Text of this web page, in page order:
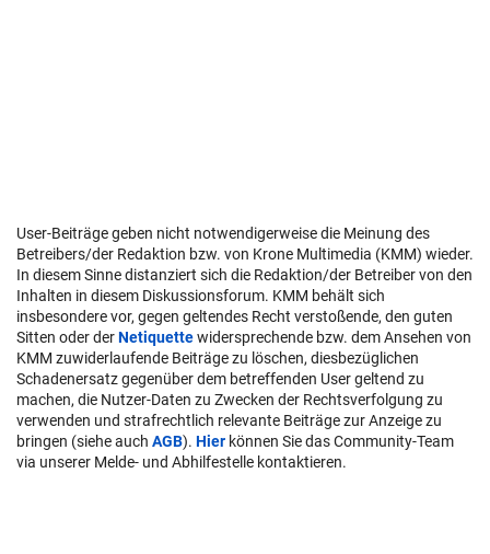
User-Beiträge geben nicht notwendigerweise die Meinung des
Betreibers/der Redaktion bzw. von Krone Multimedia (KMM) wieder.
In diesem Sinne distanziert sich die Redaktion/der Betreiber von den
Inhalten in diesem Diskussionsforum. KMM behält sich
insbesondere vor, gegen geltendes Recht verstoßende, den guten
Sitten oder derNetiquettewidersprechende bzw. dem Ansehen von
KMM zuwiderlaufende Beiträge zu löschen, diesbezüglichen
Schadenersatz gegenüber dem betreffenden User geltend zu
machen, die Nutzer-Daten zu Zwecken der Rechtsverfolgung zu
verwenden und strafrechtlich relevante Beiträge zur Anzeige zu
bringen (siehe auch AGB). Hier können Sie das Community-Team
via unserer Melde- und Abhilfestelle kontaktieren.